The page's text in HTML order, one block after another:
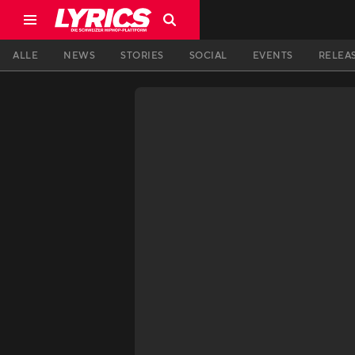
ALLE NEWS STORIES SOCIAL EVENTS